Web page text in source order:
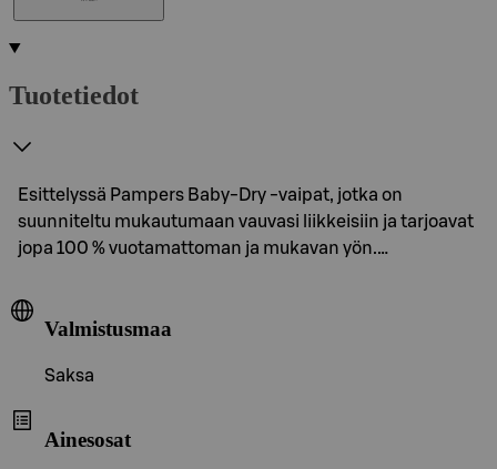
Tuotetiedot
Esittelyssä Pampers Baby-Dry -vaipat, jotka on
suunniteltu mukautumaan vauvasi liikkeisiin ja tarjoavat
jopa 100 % vuotamattoman ja mukavan yön.…
Valmistusmaa
Saksa
Ainesosat